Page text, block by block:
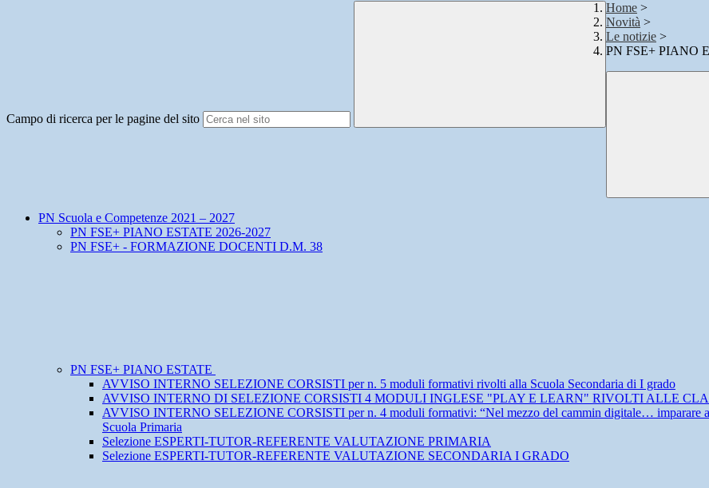
Campo di ricerca per le pagine del sito
Home >
Novità >
Le notizie >
PN FSE+ PIANO
PN Scuola e Competenze 2021 – 2027
PN FSE+ PIANO ESTATE 2026-2027
PN FSE+ - FORMAZIONE DOCENTI D.M. 38
PN FSE+ PIANO ESTATE
AVVISO INTERNO SELEZIONE CORSISTI per n. 5 moduli formativi rivolti alla Scuola Secondaria di I grado
AVVISO INTERNO DI SELEZIONE CORSISTI 4 MODULI INGLESE "PLAY E LEARN" RIVOLTI ALLE
AVVISO INTERNO SELEZIONE CORSISTI per n. 4 moduli formativi: “Nel mezzo del cammin digitale… imparare a
Scuola Primaria
Selezione ESPERTI-TUTOR-REFERENTE VALUTAZIONE PRIMARIA
Selezione ESPERTI-TUTOR-REFERENTE VALUTAZIONE SECONDARIA I GRADO